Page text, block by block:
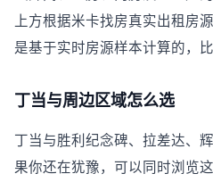
上方根据米卡找房真实出租
是基于实时房源样本计算的，
丁当与周边区域怎么选
丁当与胜利纪念碑、拉差达、
果你还在犹豫，可以同时浏览